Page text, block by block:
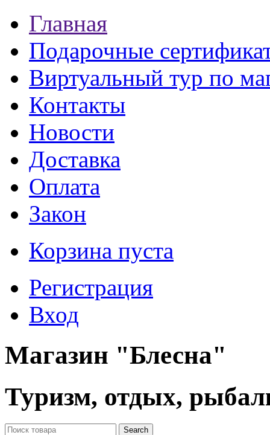
Главная
Подарочные
Виртуальный тур по
Контакты
Новости
Доставка
Оплата
Закон
Корзина пуста
Регистрация
Вход
Магазин "Блесна"
Туризм, отдых,